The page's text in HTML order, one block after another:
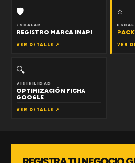
🛡
ESCALAR
REGISTRO MARCA INAPI
VER DETALLE ↗
⭐
VER
🔍
VISIBILIDAD
OPTIMIZACIÓN FICHA
GOOGLE
VER DETALLE ↗